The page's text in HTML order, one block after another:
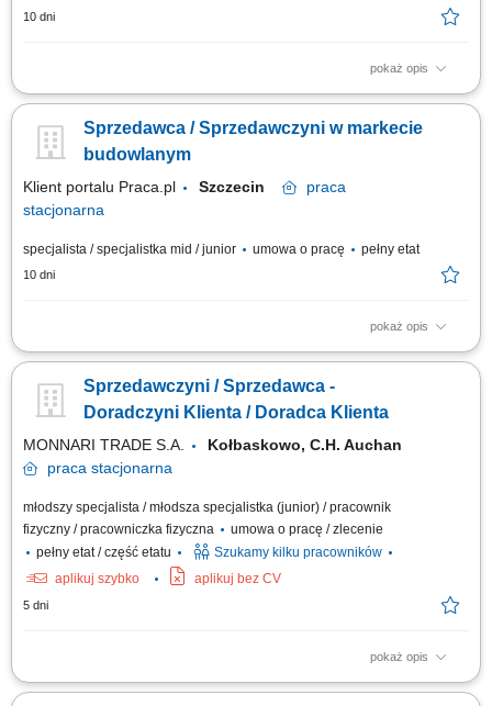
10 dni
pokaż opis
Codzienny kontakt z klientami i wsparcie ich w podejmowaniu decyzji
proponowanie najlepszych rozwiązań. Obsługa zamówień i
koordynowanie ich realizacji. Uzupełnianie produktów na półkach oraz
Sprzedawca / Sprzedawczyni w markecie
budowlanym
Klient portalu Praca.pl Szczecin
praca
stacjonarna
specjalista / specjalistka mid / junior umowa o pracę pełny etat
10 dni
pokaż opis
Codzienny kontakt z klientami i wsparcie ich w podejmowaniu decyzji
proponowanie najlepszych rozwiązań. Obsługa zamówień i
koordynowanie ich realizacji. Uzupełnianie produktów na półkach oraz
Sprzedawczyni / Sprzedawca -
Doradczyni Klienta / Doradca Klienta
MONNARI TRADE S.A.
Kołbaskowo, C.H. Auchan
praca stacjonarna
młodszy specjalista / młodsza specjalistka (junior) / pracownik
fizyczny / pracowniczka fizyczna
umowa o pracę / zlecenie
pełny etat / część etatu
Szukamy kilku pracowników
aplikuj szybko
aplikuj bez CV
5 dni
pokaż opis
Salon Monnari Praca od zaraz Praca dla osób z doświadczeniem i bez